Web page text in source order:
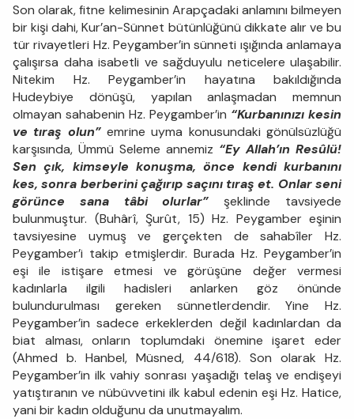
Son olarak, fitne kelimesinin Arapçadaki anlamını bilmeyen
bir kişi dahi, Kur’an-Sünnet bütünlüğünü dikkate alır ve bu
tür rivayetleri Hz. Peygamber’in sünneti ışığında anlamaya
çalışırsa daha isabetli ve sağduyulu neticelere ulaşabilir.
Nitekim Hz. Peygamber’in hayatına bakıldığında
Hudeybiye dönüşü, yapılan anlaşmadan memnun
olmayan sahabenin Hz. Peygamber’in “Kurbanınızı kesin
ve tıraş olun”emrine uyma konusundaki gönülsüzlüğü
karşısında, Ümmü Seleme annemiz “Ey Allah’ın Resûlü!
Sen çık, kimseyle konuşma, önce kendi kurbanını
kes, sonra berberini çağırıp saçını tıraş et. Onlar seni
görünce sana tâbi olurlar” şeklinde tavsiyede
bulunmuştur. (Buhârî, Şurût, 15) Hz. Peygamber eşinin
tavsiyesine uymuş ve gerçekten de sahabîler Hz.
Peygamber’i takip etmişlerdir. Burada Hz. Peygamber’in
eşi ile istişare etmesi ve görüşüne değer vermesi
kadınlarla ilgili hadisleri anlarken göz önünde
bulundurulması gereken sünnetlerdendir. Yine Hz.
Peygamber’in sadece erkeklerden değil kadınlardan da
biat alması, onların toplumdaki önemine işaret eder
(Ahmed b. Hanbel, Müsned, 44/618). Son olarak Hz.
Peygamber’in ilk vahiy sonrası yaşadığı telaş ve endişeyi
yatıştıranın ve nübüvvetini ilk kabul edenin eşi Hz. Hatice,
yani bir kadın olduğunu da unutmayalım.